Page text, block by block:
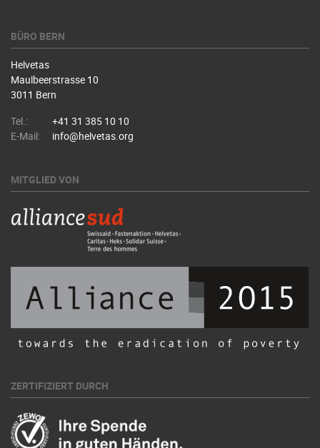
BÜRO BERN
Helvetas
Maulbeerstrasse 10
3011 Bern
Tel.:
+41 31 385 10 10
E-Mail:
info@helvetas.org
MITGLIED VON
ZERTIFIZIERT DURCH